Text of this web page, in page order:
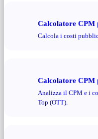
Calcolatore CPM
Calcola i costi
Calcolatore
Analizza il CPM e i
Top (OTT).